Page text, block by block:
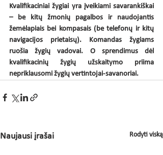
Kvalifikaciniai žygiai yra įveikiami savarankiškai
– be kitų žmonių pagalbos ir naudojantis
žemėlapiais bei kompasais (be telefonų ir kitų
navigacijos prietaisų). Komandas žygiams
ruošia žygių vadovai. O sprendimus dėl
kvalifikacinių žygių užskaitymo priima
nepriklausomi žygių vertintojai-savanoriai.
Naujausi įrašai Rodyti viską